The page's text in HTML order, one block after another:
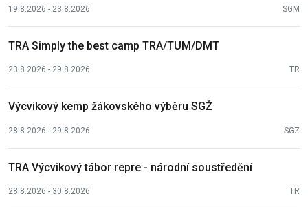
19.8.2026 - 23.8.2026 SGM
TRA Simply the best camp TRA/TUM/DMT
23.8.2026 - 29.8.2026 TR
Výcvikový kemp žákovského výběru SGŽ
28.8.2026 - 29.8.2026 SGZ
TRA Výcvikový tábor repre - národní soustředění
28.8.2026 - 30.8.2026 TR